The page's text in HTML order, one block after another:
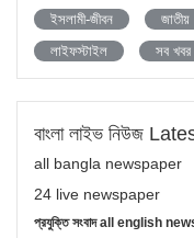
ইসলামী-জীবন
জাতীয়
লাইফস্টাইল
সব খবর
বাংলা লাইভ নিউজ
all bangla newspaper
24 live newspaper
প্রযুক্তি সংবাদ all english